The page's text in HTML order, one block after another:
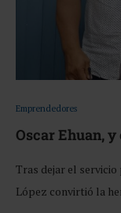
Emprendedores
Oscar Ehuan,
Tras dejar el servicio
López convirtió la